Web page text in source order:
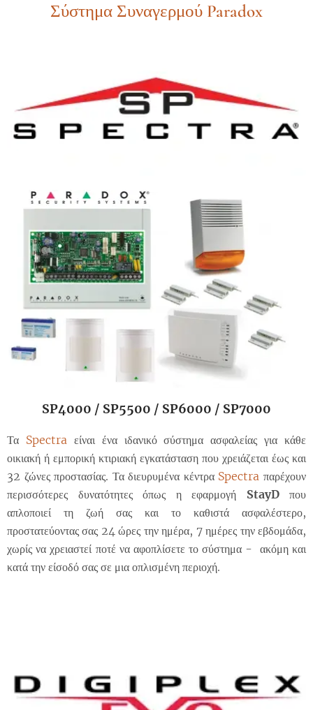
Σύστημα Συναγερμού Paradox
SP4000 / SP5500 / SP6000 / SP7000
Τα Spectra είναι ένα ιδανικό σύστημα ασφαλείας για κάθε
οικιακή ή εμπορική κτιριακή εγκατάσταση που χρειάζεται έως και
32 ζώνες προστασίας. Τα διευρυμένα κέντρα Spectraπαρέχουν
περισσότερες δυνατότητες όπως η εφαρμογή StayDπου
απλοποιεί τη ζωή σας και το καθιστά ασφαλέστερο,
προστατεύοντας σας 24 ώρες την ημέρα, 7 ημέρες την εβδομάδα,
χωρίς να χρειαστεί ποτέ να αφοπλίσετε το σύστημα - ακόμη και
κατά την είσοδό σας σε μια οπλισμένη περιοχή.